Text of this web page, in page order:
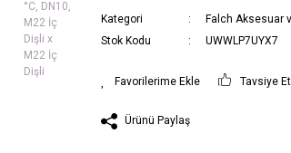
Kategori
Falch Aksesuar
Stok Kodu
UWWLP7UYX7
Tavsiye Et
Ürünü Paylaş